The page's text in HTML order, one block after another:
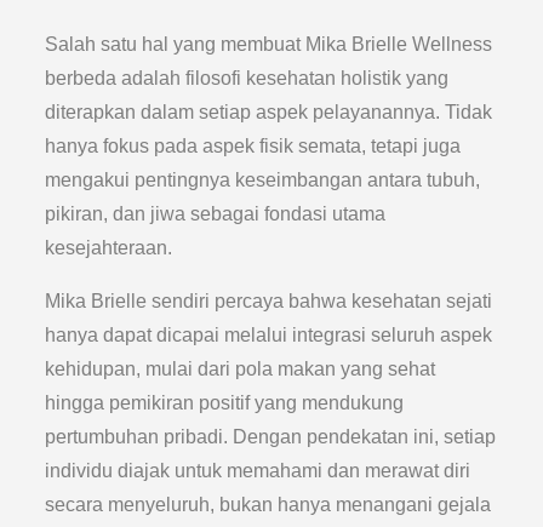
Salah satu hal yang membuat Mika Brielle Wellness
berbeda adalah filosofi kesehatan holistik yang
diterapkan dalam setiap aspek pelayanannya. Tidak
hanya fokus pada aspek fisik semata, tetapi juga
mengakui pentingnya keseimbangan antara tubuh,
pikiran, dan jiwa sebagai fondasi utama
kesejahteraan.
Mika Brielle sendiri percaya bahwa kesehatan sejati
hanya dapat dicapai melalui integrasi seluruh aspek
kehidupan, mulai dari pola makan yang sehat
hingga pemikiran positif yang mendukung
pertumbuhan pribadi. Dengan pendekatan ini, setiap
individu diajak untuk memahami dan merawat diri
secara menyeluruh, bukan hanya menangani gejala